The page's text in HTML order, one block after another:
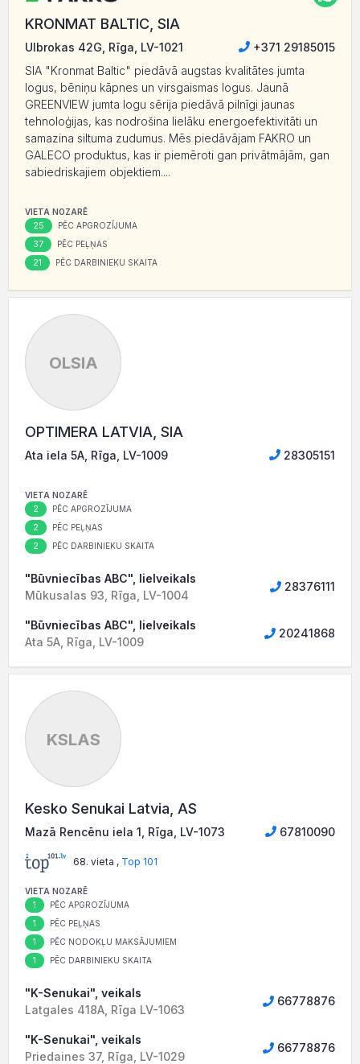
KRONMAT BALTIC, SIA
Ulbrokas 42G, Rīga, LV-1021
+371 29185015
SIA "Kronmat Baltic" piedāvā augstas kvalitātes jumta
logus, bēniņu kāpnes un virsgaismas logus. Jaunā
GREENVIEW jumta logu sērija piedāvā pilnīgi jaunas
tehnoloģijas, kas nodrošina lielāku energoefektivitāti un
samazina siltuma zudumus. Mēs piedāvājam FAKRO un
GALECO produktus, kas ir piemēroti gan privātmājām, gan
sabiedriskajiem objektiem....
VIETA NOZARĒ
25 PĒC APGROZĪJUMA
37 PĒC PEĻŅAS
21 PĒC DARBINIEKU SKAITA
OLSIA
OPTIMERA LATVIA, SIA
Ata iela 5A, Rīga, LV-1009 28305151
VIETA NOZARĒ
2 PĒC APGROZĪJUMA
2 PĒC PEĻŅAS
2 PĒC DARBINIEKU SKAITA
"Būvniecības ABC", lielveikals
Mūkusalas 93, Rīga, LV-1004
28376111
"Būvniecības ABC", lielveikals
Ata 5A, Rīga, LV-1009
20241868
KSLAS
Kesko Senukai Latvia, AS
Mazā Rencēnu iela 1, Rīga, LV-1073 67810090
68. vieta , Top 101
VIETA NOZARĒ
1 PĒC APGROZĪJUMA
1 PĒC PEĻŅAS
1 PĒC NODOKĻU MAKSĀJUMIEM
1 PĒC DARBINIEKU SKAITA
"K-Senukai", veikals
Latgales 418A, Rīga LV-1063
66778876
"K-Senukai", veikals
Priedaines 37, Rīga, LV-1029
66778876